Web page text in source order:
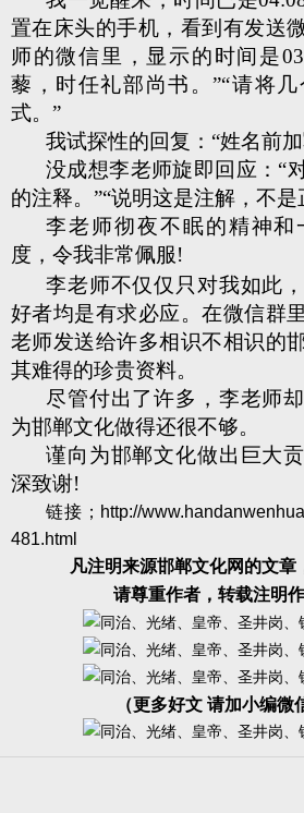
置在床头的手机，看到有发送
师的微信里，显示的时间是
藜，时任礼部尚书。”“请将
式。”
我试探性的回复：“姓名前加
没成想李老师旋即回应：“
的注释。”“说明这是注解，不是
李老师彻夜不眠的精神和
度，令我非常佩服!
李老师不仅仅只对我如此
好者均是有求必应。在微信群
老师发送给许多相识不相识的
其难得的珍贵资料。
尽管付出了许多，李老师
为邯郸文化做得还很不够。
谨向为邯郸文化做出巨大
深致谢!
链接； http://
481.html
凡注明来源邯郸文化网的文章
请尊重作者，转载注明
（更多好文 请加小编微